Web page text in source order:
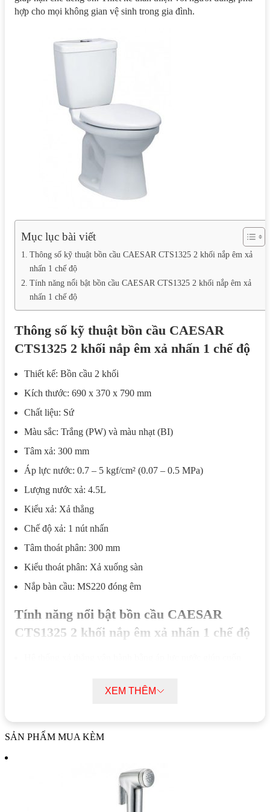
hợp cho mọi không gian vệ sinh trong gia đình.
Mục lục bài viết
Thông số kỹ thuật bồn cầu CAESAR CTS1325 2 khối nắp êm xả
nhấn 1 chế độ
Tính năng nổi bật bồn cầu CAESAR CTS1325 2 khối nắp êm xả
nhấn 1 chế độ
Thông số kỹ thuật bồn cầu CAESAR
CTS1325 2 khối nắp êm xả nhấn 1 chế độ
Thiết kế: Bồn cầu 2 khối
Kích thước: 690 x 370 x 790 mm
Chất liệu: Sứ
Màu sắc: Trắng (PW) và màu nhạt (BI)
Tâm xả: 300 mm
Áp lực nước: 0.7 – 5 kgf/cm² (0.07 – 0.5 MPa)
Lượng nước xả: 4.5L
Kiểu xả: Xả thẳng
Chế độ xả: 1 nút nhấn
Tâm thoát phân: 300 mm
Kiểu thoát phân: Xả xuống sàn
Nắp bàn cầu: MS220 đóng êm
Tính năng nổi bật bồn cầu CAESAR
CTS1325 2 khối nắp êm xả nhấn 1 chế độ
dạng không gian và kiểu bố trí nhà vệ sinh.
Thiết kế nắp MS220 đóng êm giúp giảm tiếng ồn, phù hợp
sử dụng ban đêm hoặc trong các không gian đòi hỏi sự yên
XEM THÊM
SẢN PHẨM MUA KÈM